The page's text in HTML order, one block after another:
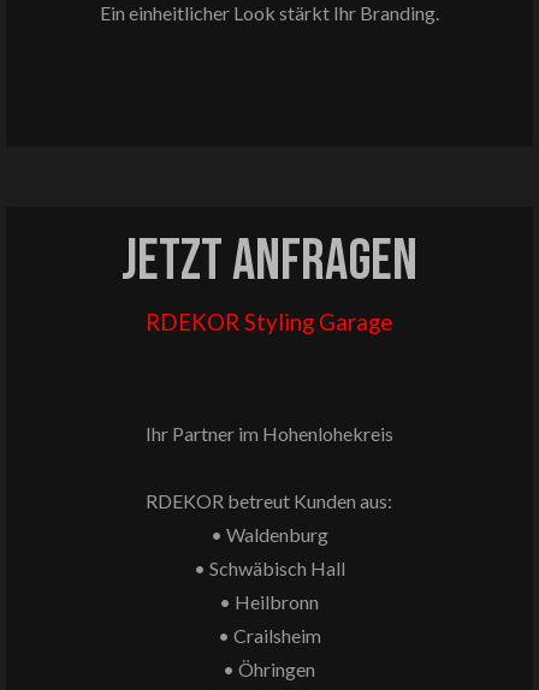
Ein einheitlicher Look stärkt Ihr Branding.
Jetztanfragen
RDEKOR Styling Garage
Ihr Partner im Hohenlohekreis
RDEKOR betreut Kunden aus:
• Waldenburg
• Schwäbisch Hall
• Heilbronn
• Crailsheim
• Öhringen